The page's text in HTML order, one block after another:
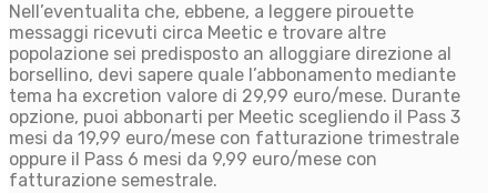
Nell’eventualita che, ebbene, a leggere pirouette
messaggi ricevuti circa Meetic e trovare altre
popolazione sei predisposto an alloggiare direzione al
borsellino, devi sapere quale l’abbonamento mediante
tema ha excretion valore di 29,99 euro/mese. Durante
opzione, puoi abbonarti per Meetic scegliendo il Pass 3
mesi da 19,99 euro/mese con fatturazione trimestrale
oppure il Pass 6 mesi da 9,99 euro/mese con
fatturazione semestrale.